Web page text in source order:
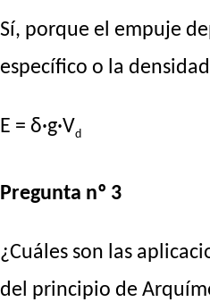
Sí, porque el empuje
específico o la
E = δ·g·Vd
Pregunta nº 3
¿Cuáles son las
del principio de